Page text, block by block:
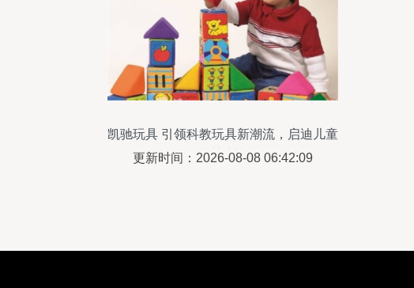
凯驰玩具 引领科教玩具新潮流，启迪儿童
智慧未来
更新时间：2026-08-08 06:42:09